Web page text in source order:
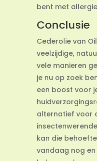
bent met
Conclusie
Cederolie van
veelzijdige,
vele manieren
je nu op zoek
een boost voor
alternatief voor
kan die
vandaag nog